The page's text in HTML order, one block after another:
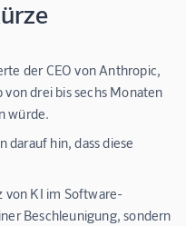
der CEO von Anthropic,
drei bis sechs Monaten
würde.
hin, dass diese
von KI im Software-
Beschleunigung, sondern